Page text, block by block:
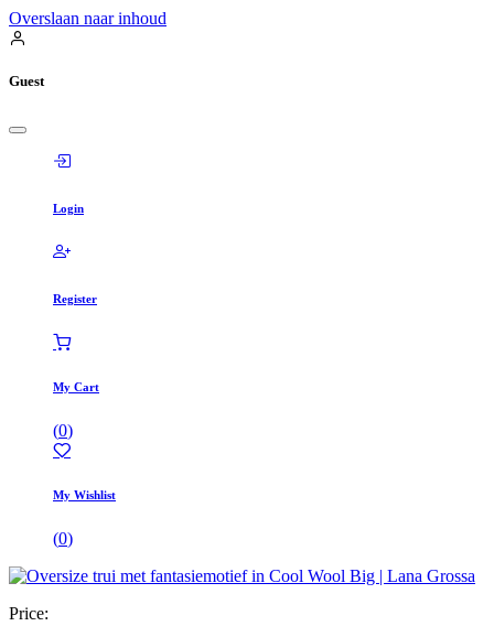
Overslaan naar inhoud
Guest
Login
Register
My Cart
(0)
My Wishlist
(0)
Price: